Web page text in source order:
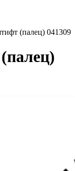
(палец) 041309